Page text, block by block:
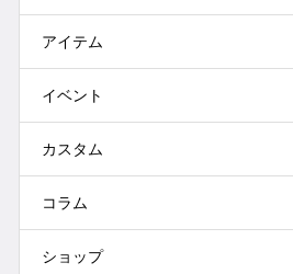
アイテム
イベント
カスタム
コラム
ショップ